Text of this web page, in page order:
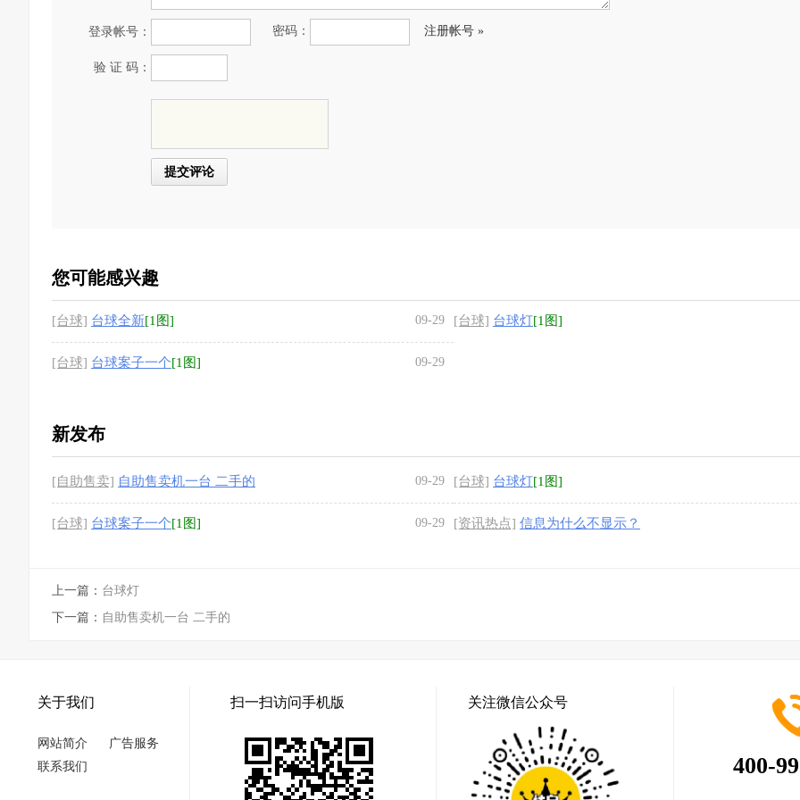
登录帐号： 密码： 注册帐号 »
验 证 码：
您可能感兴趣
[台球] 台球全新[1图] 09-29 [台球] 台球灯[1图]
[台球] 台球案子一个[1图] 09-29
新发布
[自助售卖] 自助售卖机一台 二手的 09-29 [台球] 台球灯[1图]
[台球] 台球案子一个[1图] 09-29 [资讯热点] 信息为什么不显示？
上一篇： 台球灯
下一篇： 自助售卖机一台 二手的
关于我们
网站简介
广告服务
联系我们
扫一扫访问手机版 关注微信公众号
400-